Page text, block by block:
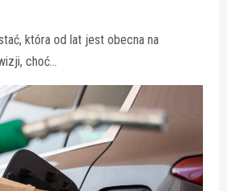
która od lat jest obecna na
choć…